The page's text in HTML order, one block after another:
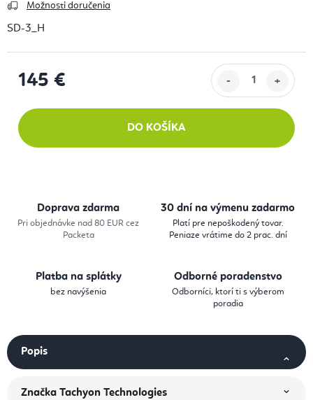
Možnosti doručenia
SD-3_H
145 €
DO KOŠÍKA
Doprava zdarma
Pri objednávke nad 80 EUR cez
Packeta
30 dní na výmenu zadarmo
Platí pre nepoškodený tovar.
Peniaze vrátime do 2 prac. dní
Platba na splátky
bez navýšenia
Odborné poradenstvo
Odborníci, ktorí ti s výberom
poradia
Popis
Značka Tachyon Technologies